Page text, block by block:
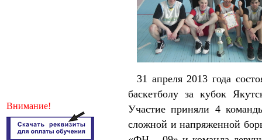
Внимание!
31 апреля 2013 года
баскетболу за кубок
Участие приняли 4
сложной и напряженной